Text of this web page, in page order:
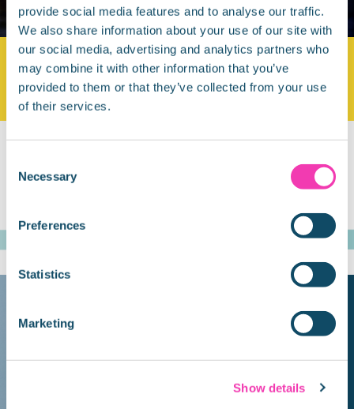
provide social media features and to analyse our traffic.
We also share information about your use of our site with
our social media, advertising and analytics partners who
may combine it with other information that you’ve
provided to them or that they’ve collected from your use
of their services.
Selection
Necessary
Preferences
Statistics
Marketing
Show details
THAMES RIVER SIGHTSEEING
ITINÉRAIRES
À PROPOS DE
Thames River Sightseeing,
plus de 50 ans d’expérience,
propose des croisières